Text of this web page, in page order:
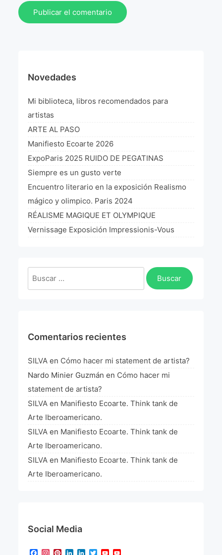
Novedades
Mi biblioteca, libros recomendados para
artistas
ARTE AL PASO
Manifiesto Ecoarte 2026
ExpoParis 2025 RUIDO DE PEGATINAS
Siempre es un gusto verte
Encuentro literario en la exposición Realismo
mágico y olimpico. Paris 2024
RÉALISME MAGIQUE ET OLYMPIQUE
Vernissage Exposición Impressionis-Vous
Buscar:
Comentarios recientes
SILVA en Cómo hacer mi statement de artista?
Nardo Minier Guzmán en Cómo hacer mi
statement de artista?
SILVA en Manifiesto Ecoarte. Think tank de
Arte Iberoamericano.
SILVA en Manifiesto Ecoarte. Think tank de
Arte Iberoamericano.
SILVA en Manifiesto Ecoarte. Think tank de
Arte Iberoamericano.
Social Media
Facebook
Instagram
Pinterest
LinkedIn
LinkedIn
TwitterYouTube